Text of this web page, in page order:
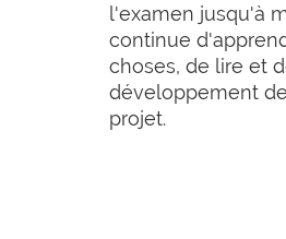
l'examen jusqu'à
continue
choses, de lire et
développement
projet.